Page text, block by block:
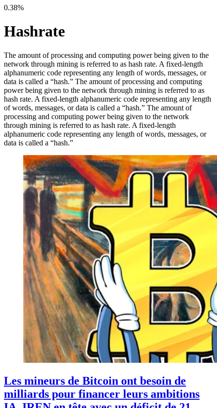
0.38%
Hashrate
The amount of processing and computing power being given to the
network through mining is referred to as hash rate. A fixed-length
alphanumeric code representing any length of words, messages, or
data is called a “hash.” The amount of processing and computing
power being given to the network through mining is referred to as
hash rate. A fixed-length alphanumeric code representing any length
of words, messages, or data is called a “hash.” The amount of
processing and computing power being given to the network
through mining is referred to as hash rate. A fixed-length
alphanumeric code representing any length of words, messages, or
data is called a “hash.”
Les mineurs de Bitcoin ont besoin de
milliards pour financer leurs ambitions